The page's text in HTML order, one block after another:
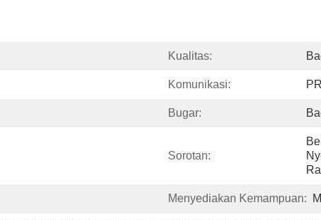
Kualitas:
Komunikasi:
Bugar:
Sorotan:
Menyediakan Kemampuan: